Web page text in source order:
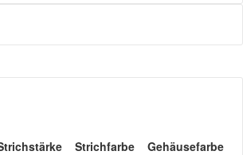
Strichfarbe
Gehäusefarbe